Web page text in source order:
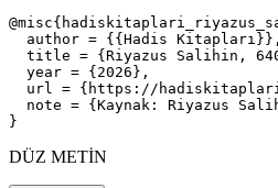
  author = {{Hadis Kitapları}},
title = {Riyazus Salihin,
  year = {2026},
url = {https://
note = {Kaynak: Riyazus
}
DÜZ METİN